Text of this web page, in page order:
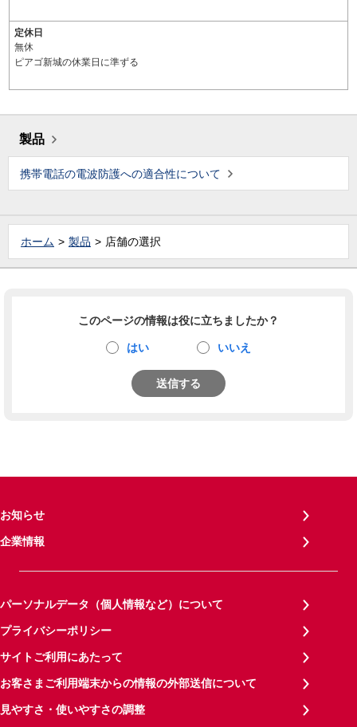
定休日
無休
ピアゴ新城の休業日に準ずる
製品
携帯電話の電波防護への適合性について
ホーム 製品 店舗の選択
このページの情報は役に立ちましたか？
はい いいえ
送信する
お知らせ
企業情報
パーソナルデータ（個人情報など）について
プライバシーポリシー
サイトご利用にあたって
お客さまご利用端末からの情報の外部送信について
見やすさ・使いやすさの調整